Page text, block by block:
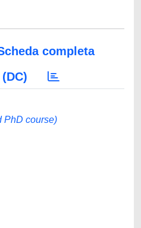
completa
PhD course)